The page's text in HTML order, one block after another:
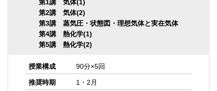
第1講 気体(1)
第2講 気体(2)
第3講 蒸気圧・状態図・理想気体と実在気体
第4講 熱化学(1)
第5講 熱化学(2)
授業構成 90分×5回
推奨時期 1・2月